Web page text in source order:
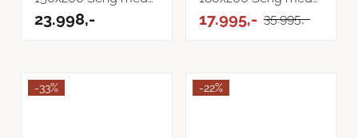
oppbevaring velg ...
23.998,-
oppbevaring - ...
17.995,- 35.995,-
-33% -22%